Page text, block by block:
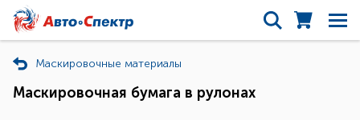
Маскировочные материалы
Маскировочная бумага в рулонах